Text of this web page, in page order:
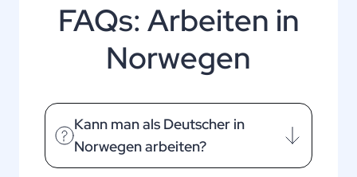
FAQs: Arbeiten in
Norwegen
Kann man als Deutscher in
Norwegen arbeiten?